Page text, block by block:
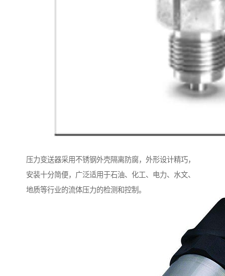
压力变送器采用不锈钢外壳隔离防腐，外形设计精巧，
安装十分简便，广泛适用于石油、化工、电力、水文、
地质等行业的流体压力的检测和控制。